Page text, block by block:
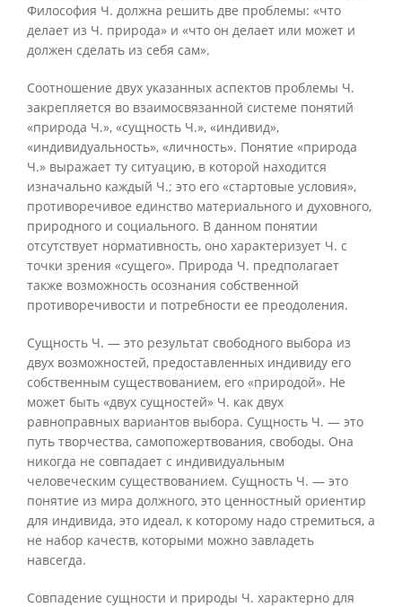
Философия Ч. должна решить две проблемы: «что
делает из Ч. природа» и «что он делает или может и
должен сделать из себя сам».
Соотношение двух указанных аспектов проблемы Ч.
закрепляется во взаимосвязанной системе понятий
«природа Ч.», «сущность Ч.», «индивид»,
«индивидуальность», «личность». Понятие «природа
Ч.» выражает ту ситуацию, в которой находится
изначально каждый Ч.; это его «стартовые условия»,
противоречивое единство материального и духовного,
природного и социального. В данном понятии
отсутствует нормативность, оно характеризует Ч. с
точки зрения «сущего». Природа Ч. предполагает
также возможность осознания собственной
противоречивости и потребности ее преодоления.
Сущность Ч. — это результат свободного выбора из
двух возможностей, предоставленных индивиду его
собственным существованием, его «природой». Не
может быть «двух сущностей» Ч. как двух
равноправных вариантов выбора. Сущность Ч. — это
путь творчества, самопожертвования, свободы. Она
никогда не совпадает с индивидуальным
человеческим существованием. Сущность Ч. — это
понятие из мира должного, это ценностный ориентир
для индивида, это идеал, к которому надо стремиться, а
не набор качеств, которыми можно завладеть
навсегда.
Совпадение сущности и природы Ч. характерно для